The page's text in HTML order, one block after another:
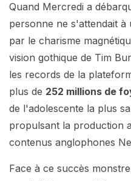
Quand Mercredi a
personne ne s'attendait
par le charisme
vision gothique de Tim
les records de la
plus de 252 millions de
de l'adolescente la plus
propulsant la production
contenus anglophones
Face à ce succès